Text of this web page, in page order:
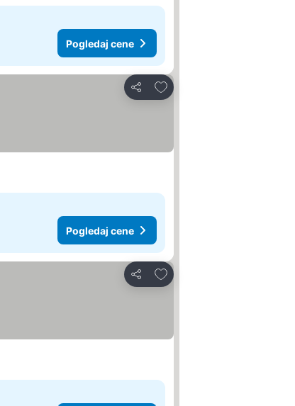
Pogledaj cene
Deli
Dodati u favorite
Pogledaj cene
Deli
Dodati u favorite